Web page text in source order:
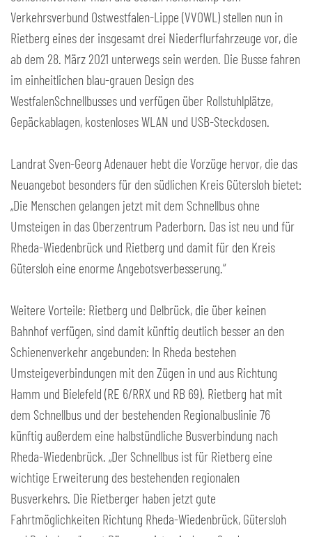
Verkehrsverbund Ostwestfalen-Lippe (VVOWL) stellen nun in
Rietberg eines der insgesamt drei Niederflurfahrzeuge vor, die
ab dem 28. März 2021 unterwegs sein werden. Die Busse fahren
im einheitlichen blau-grauen Design des
WestfalenSchnellbusses und verfügen über Rollstuhlplätze,
Gepäckablagen, kostenloses WLAN und USB-Steckdosen.
Landrat Sven-Georg Adenauer hebt die Vorzüge hervor, die das
Neuangebot besonders für den südlichen Kreis Gütersloh bietet:
„Die Menschen gelangen jetzt mit dem Schnellbus ohne
Umsteigen in das Oberzentrum Paderborn. Das ist neu und für
Rheda-Wiedenbrück und Rietberg und damit für den Kreis
Gütersloh eine enorme Angebotsverbesserung.“
Weitere Vorteile: Rietberg und Delbrück, die über keinen
Bahnhof verfügen, sind damit künftig deutlich besser an den
Schienenverkehr angebunden: In Rheda bestehen
Umsteigeverbindungen mit den Zügen in und aus Richtung
Hamm und Bielefeld (RE 6/RRX und RB 69). Rietberg hat mit
dem Schnellbus und der bestehenden Regionalbuslinie 76
künftig außerdem eine halbstündliche Busverbindung nach
Rheda-Wiedenbrück. „Der Schnellbus ist für Rietberg eine
wichtige Erweiterung des bestehenden regionalen
Busverkehrs. Die Rietberger haben jetzt gute
Fahrtmöglichkeiten Richtung Rheda-Wiedenbrück, Gütersloh